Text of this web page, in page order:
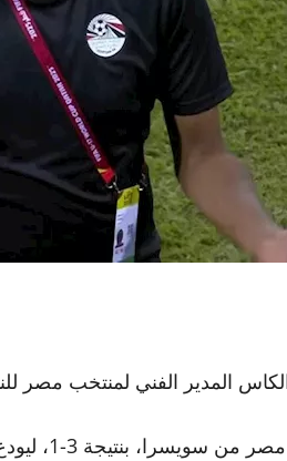
المدير الفني لمنتخب مصر للناشئين،